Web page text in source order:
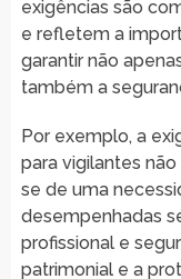
exigências são
e refletem a
garantir não
também a
Por exemplo, a
para vigilantes
se de uma
desempenhadas
profissional e
patrimonial e a